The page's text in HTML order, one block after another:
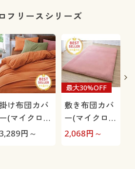
フリースシリーズ
掛け布団カバ
ー(マイクロフ
リース)
3,289円～
敷き布団カバ
ー(マイクロフ
リース)
最大30%OFF
2,068円～